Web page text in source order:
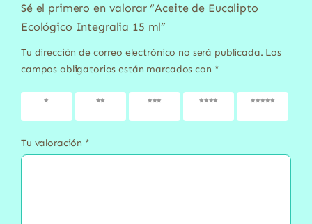
Sé el primero en valorar “Aceite de Eucalipto
Ecológico Integralia 15 ml”
Tu dirección de correo electrónico no será publicada. Los
campos obligatorios están marcados con *
1 de 5
2 de 5
3 de 5
4 de 5
5 de 5
Tu valoración *